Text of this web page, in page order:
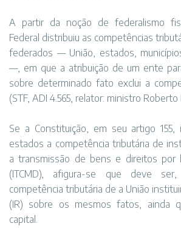
A partir da noção de federalismo
Federal distribuiu as competências
federados — União, estados,
—, em que a atribuição de um ente
sobre determinado fato exclui a
(STF, ADI 4.565, relator: ministro Roberto
Se a Constituição, em seu artigo 155,
estados a competência tributária de
a transmissão de bens e direitos por
(ITCMD), afigura-se que deve
competência tributária de a União
(IR) sobre os mesmos fatos, ainda
capital.